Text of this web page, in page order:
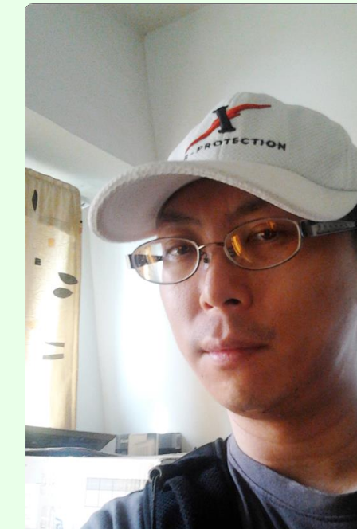
博覽會」之「藝術教育